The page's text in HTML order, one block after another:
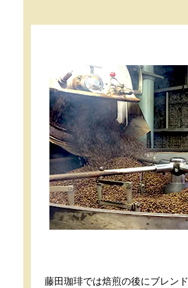
藤田珈琲では焙煎の後にブレン